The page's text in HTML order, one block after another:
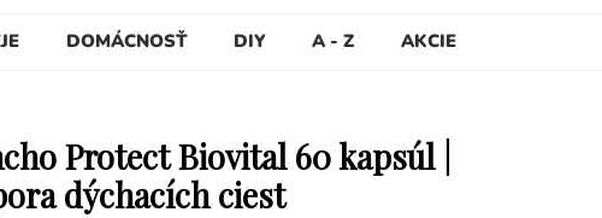
DOMÁCNOSŤ DIY A - Z AKCIE
Protect Biovital 60 kapsúl |
dýchacích ciest